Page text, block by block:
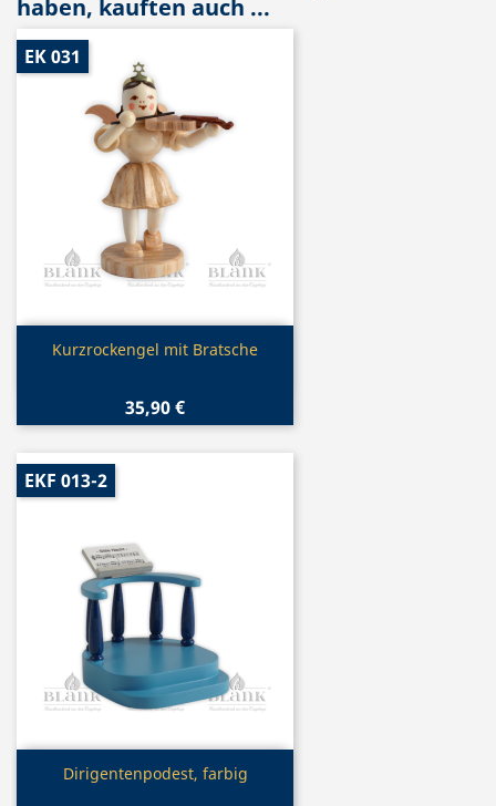
haben, kauften auch ...
Vorschau
Kurzrockengel mit Bratsche
35,90 €
EK 031
Vorschau
Dirigentenpodest, farbig
EKF 013-2